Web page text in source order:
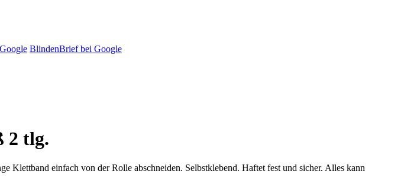
BlindenBrief bei Google
2 tlg.
Klettband einfach von der Rolle abschneiden. Selbstklebend. Haftet fest und sicher. Alles kann